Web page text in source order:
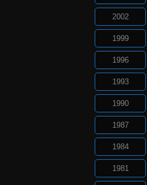
2002
1999
1996
1993
1990
1987
1984
1981